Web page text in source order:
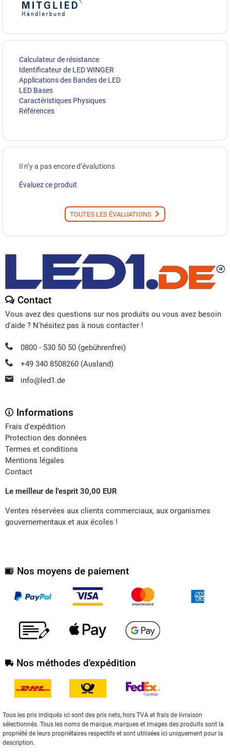
Calculateur de résistance
Identificateur de LED WINGER
Applications des Bandes de LED
LED Bases
Caractéristiques Physiques
Références
Il n’y a pas encore d’évalutions
Évaluez ce produit
TOUTES LES ÉVALUATIONS
Contact
Vous avez des questions sur nos produits ou vous avez besoin
d'aide ? N'hésitez pas à nous contacter !
0800 - 530 50 50 (gebührenfrei)
+49 340 8508260 (Ausland)
info@led1.de
Informations
Frais d'expédition
Protection des données
Termes et conditions
Mentions légales
Contact
Le meilleur de l'esprit 30,00 EUR
Ventes réservées aux clients commerciaux, aux organismes
gouvernementaux et aux écoles !
Nos moyens de paiement
Nos méthodes d'expédition
Tous les prix indiqués ici sont des prix nets, hors TVA et frais de livraison
sélectionnés. Tous les noms de marque, marques et images des produits sont la
propriété de leurs propriétaires respectifs et sont utilisées ici uniquement pour la
description.